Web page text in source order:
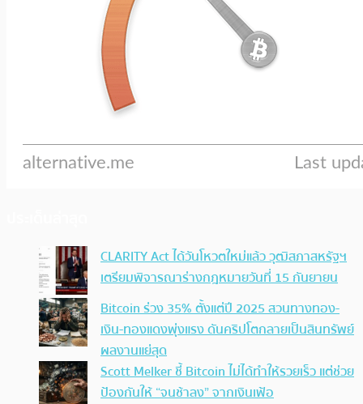
CLARITY Act ได้วันโหวตใหม่แล้ว วุฒิสภาสหรัฐฯ
เตรียมพิจารณาร่างกฎหมายวันที่ 15 กันยายน
Bitcoin ร่วง 35% ตั้งแต่ปี 2025 สวนทางทอง-
เงิน-ทองแดงพุ่งแรง ดันคริปโตกลายเป็นสินทรัพย์
ผลงานแย่สุด
Scott Melker ชี้ Bitcoin ไม่ได้ทำให้รวยเร็ว แต่ช่วย
ป้องกันให้ “จนช้าลง” จากเงินเฟ้อ